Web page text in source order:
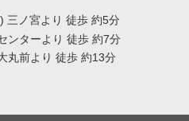
三ノ宮より 徒歩 約5分
ンターより 徒歩 約7分
丸前より 徒歩 約13分